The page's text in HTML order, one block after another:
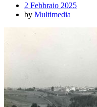
2 Febbraio 2025
by Multimedia